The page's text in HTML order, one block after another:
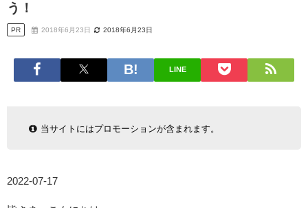
う！
PR 2018年6月23日 2018年6月23日
LINE
当サイトにはプロモーションが含まれます。
2022-07-17